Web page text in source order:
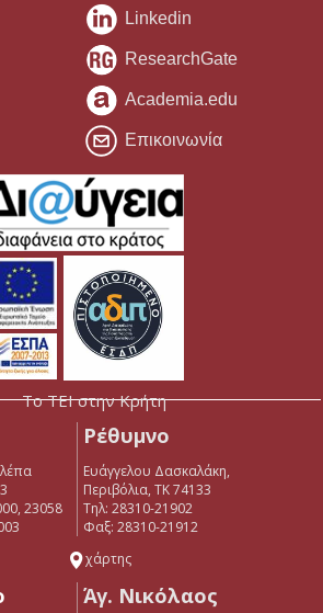
Linkedin
ResearchGate
Academia.edu
Επικοινωνία
Το ΤΕΙ στην Κρήτη
23058
Ρέθυμνο
Ευάγγελου Δασκαλάκη,
Περιβόλια, ΤΚ 74133
Tηλ: 28310-21902
Φαξ: 28310-21912
χάρτης
Άγ. Νικόλαος